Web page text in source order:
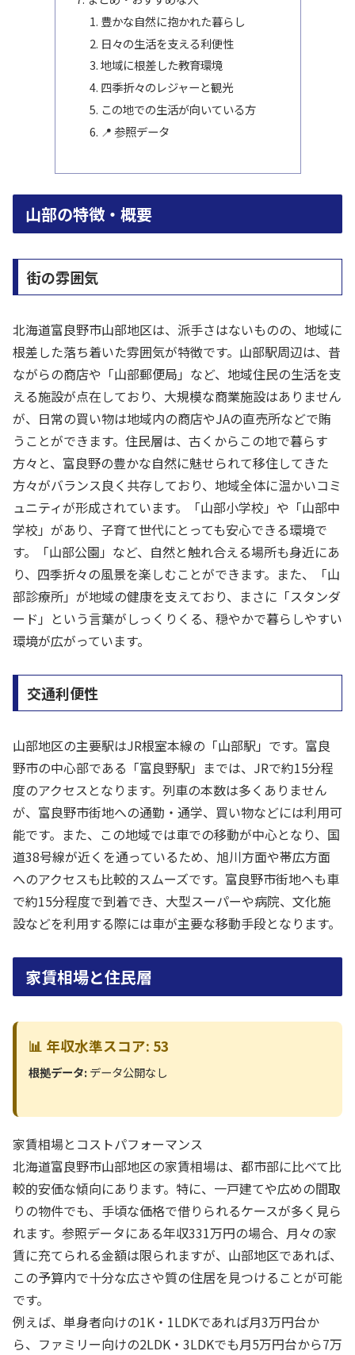
豊かな自然に抱かれた暮らし
日々の生活を支える利便性
地域に根差した教育環境
四季折々のレジャーと観光
この地での生活が向いている方
📍 参照データ
山部の特徴・概要
街の雰囲気
北海道富良野市山部地区は、派手さはないものの、地域に
根差した落ち着いた雰囲気が特徴です。山部駅周辺は、昔
ながらの商店や「山部郵便局」など、地域住民の生活を支
える施設が点在しており、大規模な商業施設はありません
が、日常の買い物は地域内の商店やJAの直売所などで賄
うことができます。住民層は、古くからこの地で暮らす
方々と、富良野の豊かな自然に魅せられて移住してきた
方々がバランス良く共存しており、地域全体に温かいコミ
ュニティが形成されています。「山部小学校」や「山部中
学校」があり、子育て世代にとっても安心できる環境で
す。「山部公園」など、自然と触れ合える場所も身近にあ
り、四季折々の風景を楽しむことができます。また、「山
部診療所」が地域の健康を支えており、まさに「スタンダ
ード」という言葉がしっくりくる、穏やかで暮らしやすい
環境が広がっています。
交通利便性
山部地区の主要駅はJR根室本線の「山部駅」です。富良
野市の中心部である「富良野駅」までは、JRで約15分程
度のアクセスとなります。列車の本数は多くありません
が、富良野市街地への通勤・通学、買い物などには利用可
能です。また、この地域では車での移動が中心となり、国
道38号線が近くを通っているため、旭川方面や帯広方面
へのアクセスも比較的スムーズです。富良野市街地へも車
で約15分程度で到着でき、大型スーパーや病院、文化施
設などを利用する際には車が主要な移動手段となります。
家賃相場と住民層
📊 年収水準スコア: 53
根拠データ:データ公開なし
家賃相場とコストパフォーマンス
北海道富良野市山部地区の家賃相場は、都市部に比べて比
較的安価な傾向にあります。特に、一戸建てや広めの間取
りの物件でも、手頃な価格で借りられるケースが多く見ら
れます。参照データにある年収331万円の場合、月々の家
賃に充てられる金額は限られますが、山部地区であれば、
この予算内で十分な広さや質の住居を見つけることが可能
です。
例えば、単身者向けの1K・1LDKであれば月3万円台か
ら、ファミリー向けの2LDK・3LDKでも月5万円台から7万